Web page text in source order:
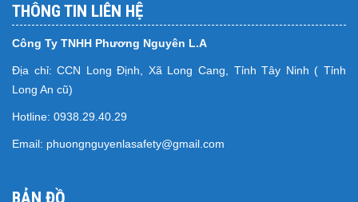
THÔNG TIN LIÊN HỆ
Công Ty TNHH Phương Nguyên L.A
Địa chỉ: CCN Long Định, Xã Long Cang, Tỉnh Tây Ninh ( Tỉnh
Long An cũ)
Hotline: 0938.29.40.29
Email: phuongnguyenlasafety@gmail.com
BẢN ĐỒ